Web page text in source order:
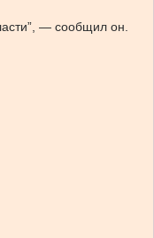
— сообщил он.